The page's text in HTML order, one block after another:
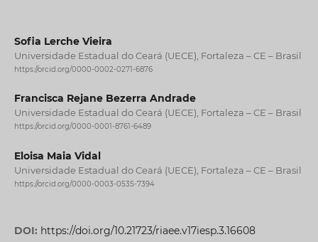
Sofia Lerche Vieira
Universidade Estadual do Ceará (UECE), Fortaleza – CE – Brasil
https://orcid.org/0000-0002-0271-6876
Francisca Rejane Bezerra Andrade
Universidade Estadual do Ceará (UECE), Fortaleza – CE – Brasil
https://orcid.org/0000-0001-8761-6489
Eloisa Maia Vidal
Universidade Estadual do Ceará (UECE), Fortaleza – CE – Brasil
https://orcid.org/0000-0003-0535-7394
DOI: https://doi.org/10.21723/riaee.v17iesp.3.16608